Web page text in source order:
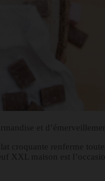
et
croquante renferme
XXL maison est